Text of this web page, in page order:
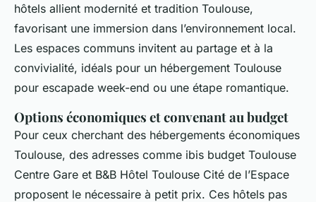
hôtels allient modernité et tradition Toulouse,
favorisant une immersion dans l’environnement local.
Les espaces communs invitent au partage et à la
convivialité, idéals pour un hébergement Toulouse
pour escapade week-end ou une étape romantique.
Options économiques et convenant au budget
Pour ceux cherchant des hébergements économiques
Toulouse, des adresses comme ibis budget Toulouse
Centre Gare et B&B Hôtel Toulouse Cité de l’Espace
proposent le nécessaire à petit prix. Ces hôtels pas